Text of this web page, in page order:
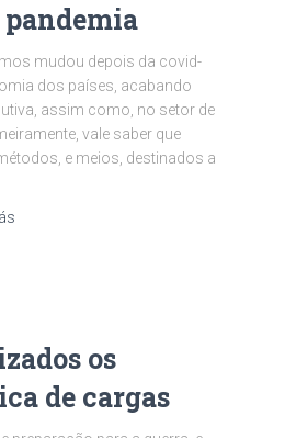
mudou depois da covid-
dos países, acabando
assim como, no setor de
vale saber que
e meios, destinados a
os
de cargas